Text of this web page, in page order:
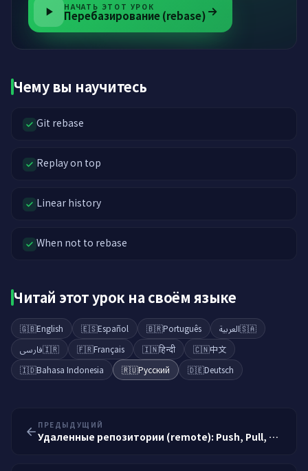
НАЧАТЬ ЭТОТ УРОК
Перебазирование (rebase)
Чему вы научитесь
Git rebase
Replay on top
Linear history
When not to rebase
Читай этот урок на своём языке
🇬🇧English 🇪🇸Español 🇧🇷Português 🇸🇦العربية
🇮🇷فارسی 🇫🇷Français 🇮🇳हिन्दी 🇨🇳中文
🇮🇩Bahasa Indonesia 🇷🇺Русский 🇩🇪Deutsch
ПРЕДЫДУЩИЙ
Удаленные репозитории (remote): Push, Pull, Fetch